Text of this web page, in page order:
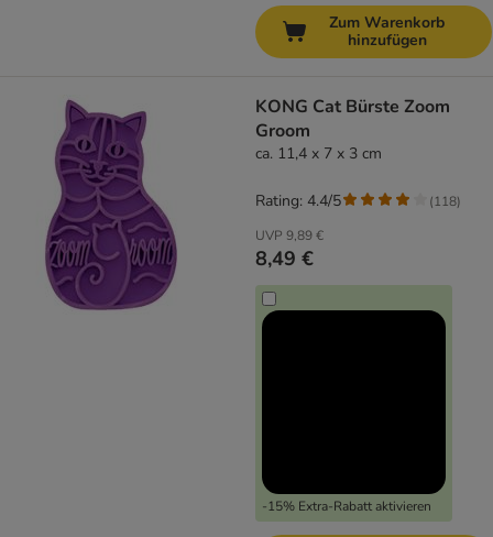
Zum Warenkorb
hinzufügen
KONG Cat Bürste Zoom
Groom
ca. 11,4 x 7 x 3 cm
UVP 9,89 €
8,49 €
-15% Extra-Rabatt aktivieren
Rating: 4.4/5 (118)